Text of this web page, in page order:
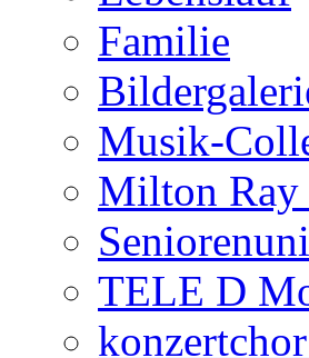
Familie
Musik-
Milton Ray
TELE D